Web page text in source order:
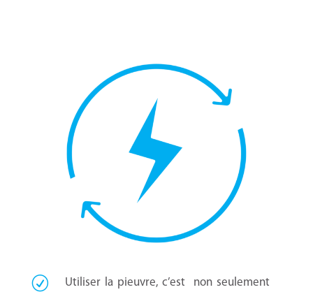
Utiliser la pieuvre, c’est non seulement